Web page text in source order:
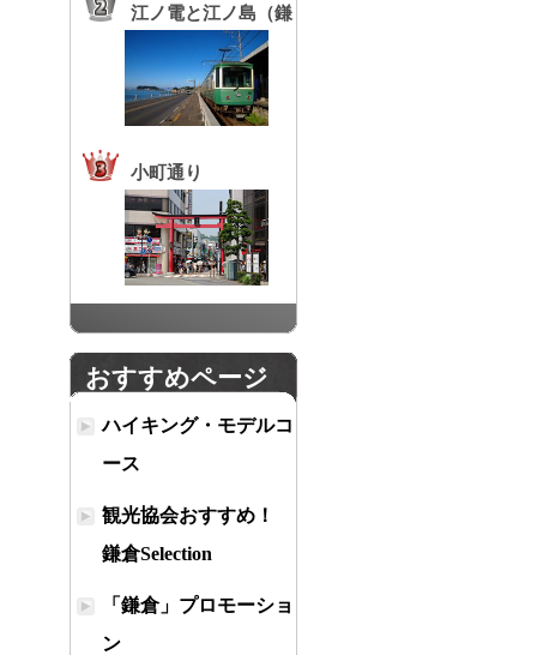
江ノ電と江ノ島（鎌
倉高校前駅）
小町通り
おすすめページ
ハイキング・モデルコ
ース
観光協会おすすめ！
鎌倉Selection
「鎌倉」プロモーショ
ン